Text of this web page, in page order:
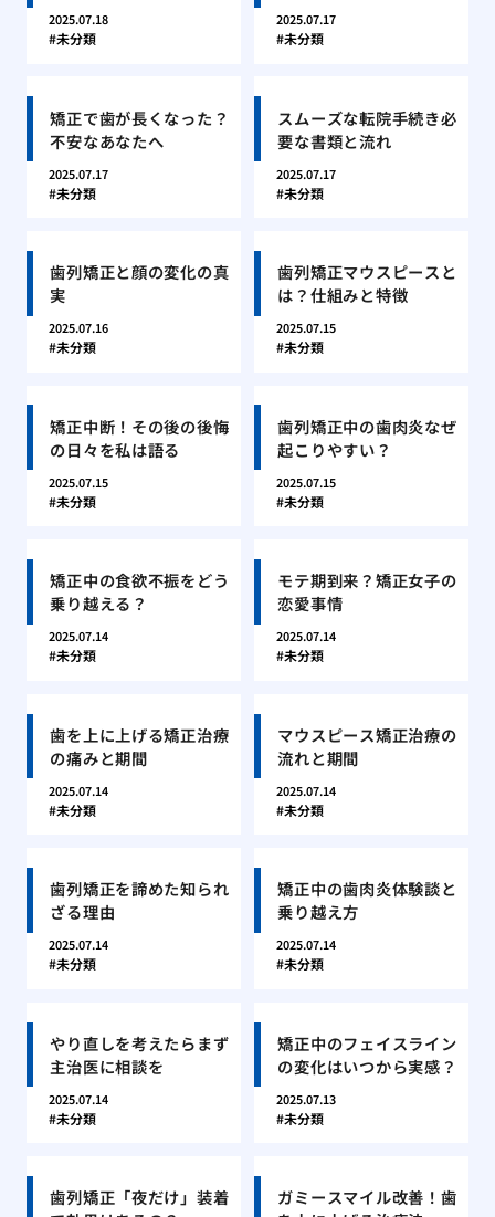
2025.07.18
未分類
2025.07.17
未分類
矯正で歯が長くなった？
不安なあなたへ
2025.07.17
未分類
スムーズな転院手続き必
要な書類と流れ
2025.07.17
未分類
歯列矯正と顔の変化の真
実
2025.07.16
未分類
歯列矯正マウスピースと
は？仕組みと特徴
2025.07.15
未分類
矯正中断！その後の後悔
の日々を私は語る
2025.07.15
未分類
歯列矯正中の歯肉炎なぜ
起こりやすい？
2025.07.15
未分類
矯正中の食欲不振をどう
乗り越える？
2025.07.14
未分類
モテ期到来？矯正女子の
恋愛事情
2025.07.14
未分類
歯を上に上げる矯正治療
の痛みと期間
2025.07.14
未分類
マウスピース矯正治療の
流れと期間
2025.07.14
未分類
歯列矯正を諦めた知られ
ざる理由
2025.07.14
未分類
矯正中の歯肉炎体験談と
乗り越え方
2025.07.14
未分類
やり直しを考えたらまず
主治医に相談を
2025.07.14
未分類
矯正中のフェイスライン
の変化はいつから実感？
2025.07.13
未分類
歯列矯正「夜だけ」装着
ガミースマイル改善！歯